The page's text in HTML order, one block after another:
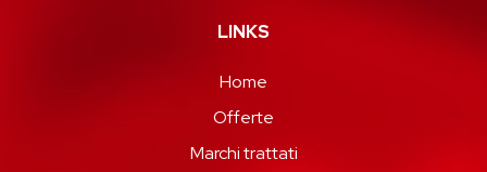
LINKS
Home
Offerte
Marchi trattati